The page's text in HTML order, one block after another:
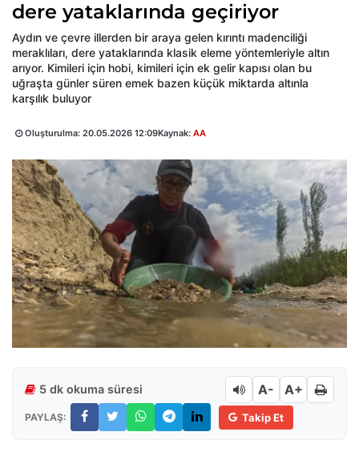
dere yataklarında geçiriyor
Aydın ve çevre illerden bir araya gelen kırıntı madenciliği
meraklıları, dere yataklarında klasik eleme yöntemleriyle altın
arıyor. Kimileri için hobi, kimileri için ek gelir kapısı olan bu
uğraşta günler süren emek bazen küçük miktarda altınla
karşılık buluyor
Oluşturulma: 20.05.2026 12:09Kaynak: AA
5 dk okuma süresi A- A+
PAYLAŞ: Takip Et